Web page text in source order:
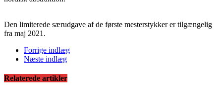
Den limiterede særudgave af de første mesterstykker er tilgængelig
fra maj 2021.
Forrige indlæg
Næste indlæg
Relaterede artikler